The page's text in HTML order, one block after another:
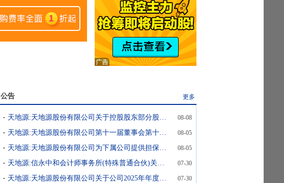
公告 更多
天地源:天地源股份有限公司关于控股股东部分股份质押的公告 08-08
天地源:天地源股份有限公司第十一届董事会第十八次会议决议公告 08-05
天地源:天地源股份有限公司为下属公司提供担保的公告 08-05
天地源:信永中和会计师事务所(特殊普通合伙)关于天地源股份有限公司2025年年度报告的信息披露监管问询函之回复【XYZH2026XAAA5F0066】 07-30
天地源:天地源股份有限公司关于公司2025年年度报告信息披露监管问询函的回复公告 07-30